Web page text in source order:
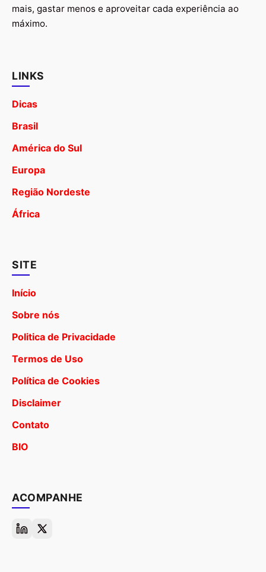
mais, gastar menos e aproveitar cada experiência ao
máximo.
LINKS
Dicas
Brasil
América do Sul
Europa
Região Nordeste
África
SITE
Início
Sobre nós
Politica de Privacidade
Termos de Uso
Política de Cookies
Disclaimer
Contato
BIO
ACOMPANHE